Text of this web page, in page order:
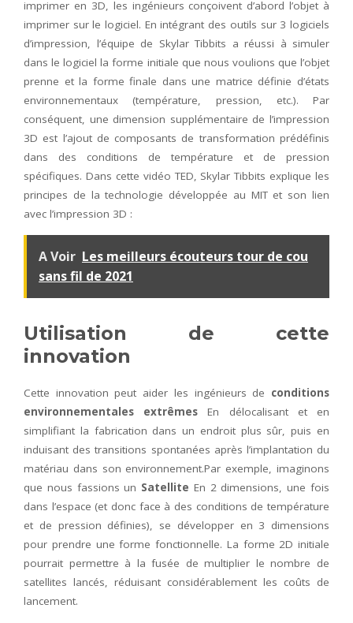
imprimer en 3D, les ingénieurs conçoivent d’abord l’objet à
imprimer sur le logiciel. En intégrant des outils sur 3 logiciels
d’impression, l’équipe de Skylar Tibbits a réussi à simuler
dans le logiciel la forme initiale que nous voulions que l’objet
prenne et la forme finale dans une matrice définie d’états
environnementaux (température, pression, etc.). Par
conséquent, une dimension supplémentaire de l’impression
3D est l’ajout de composants de transformation prédéfinis
dans des conditions de température et de pression
spécifiques. Dans cette vidéo TED, Skylar Tibbits explique les
principes de la technologie développée au MIT et son lien
avec l’impression 3D :
A Voir Les meilleurs écouteurs tour de cou
sans fil de 2021
Utilisation de cette
innovation
Cette innovation peut aider les ingénieurs de conditions
environnementales extrêmes En délocalisant et en
simplifiant la fabrication dans un endroit plus sûr, puis en
induisant des transitions spontanées après l’implantation du
matériau dans son environnement.Par exemple, imaginons
que nous fassions un Satellite En 2 dimensions, une fois
dans l’espace (et donc face à des conditions de température
et de pression définies), se développer en 3 dimensions
pour prendre une forme fonctionnelle. La forme 2D initiale
pourrait permettre à la fusée de multiplier le nombre de
satellites lancés, réduisant considérablement les coûts de
lancement.